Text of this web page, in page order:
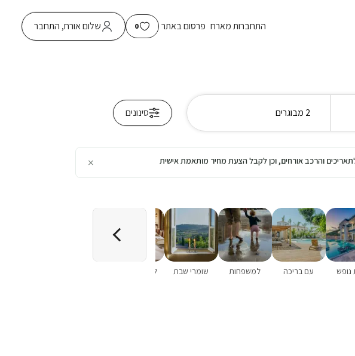
התחברות מארח פרסום באתר 0 שלום אורח, התחבר
2 מבוגרים סינונים
והרכב אורחים, וכן לקבל הצעת מחיר מותאמת אישית ×
נופש עם בריכה למשפחות שומרי שבת לשבתות חתן